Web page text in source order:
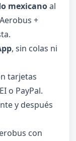
mexicanoal
+
, sin colas ni
tarjetas
o PayPal.
y después
con